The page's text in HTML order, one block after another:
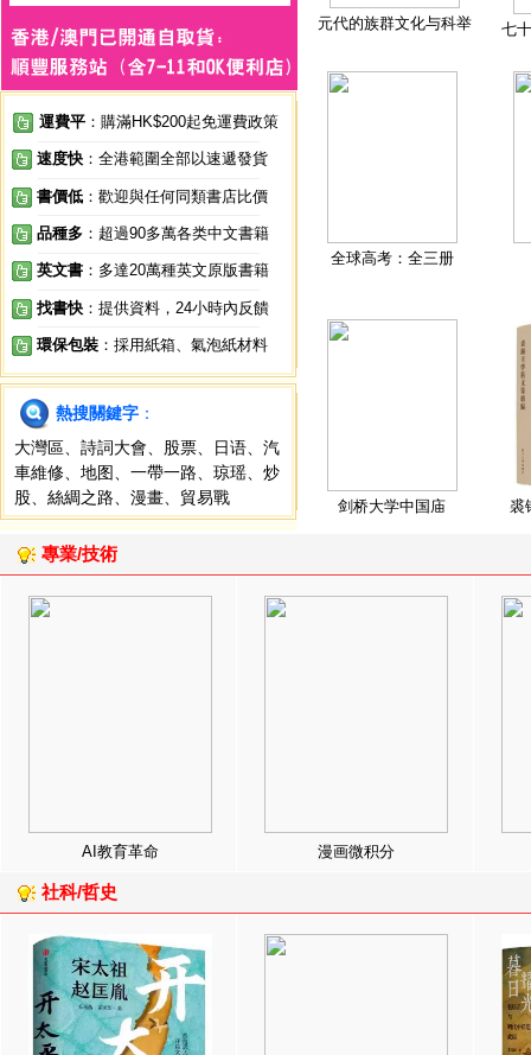
運費平 ：購滿HK$200起免運費政策
速度快 ：全港範圍全部以速遞發貨
書價低 ：歡迎與任何同類書店比價
品種多 ：超過90多萬各类中文書籍
英文書 ：多達20萬種英文原版書籍
找書快 ：提供資料，24小時內反饋
環保包裝 ：採用紙箱、氣泡紙材料
熱搜關鍵字 ：
大灣區
詩詞大會 股票 日语
汽
車維修
地图 一帶一路 琼瑶
炒
股
絲綢之路 漫畫 貿易戰
元代的族群文化与科举 七
全球高考：全三册
剑桥大学中国庙 裘
專業/技術
AI教育革命 漫画微积分
社科/哲史